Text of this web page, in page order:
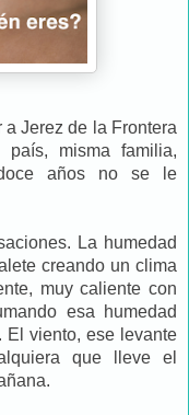
Jerez de la Frontera
misma familia,
años no se le
La humedad
creando un clima
muy caliente con
esa humedad
El viento, ese levante
que lleve el